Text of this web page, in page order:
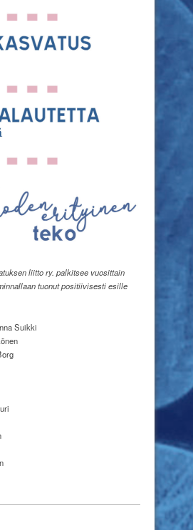
liitto ry. palkitsee vuosittain
tuonut positiivisesti esille
Suikki